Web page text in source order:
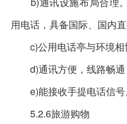
用电话，具备国际、国内直
c)公用电话亭与环境相
d)通讯方便，线路畅通
e)能接收手提电话信号
5.2.6旅游购物